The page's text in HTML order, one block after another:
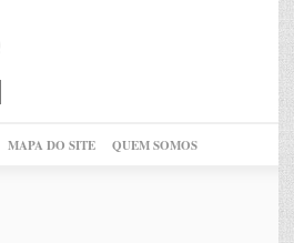
MAPA DO SITE QUEM SOMOS